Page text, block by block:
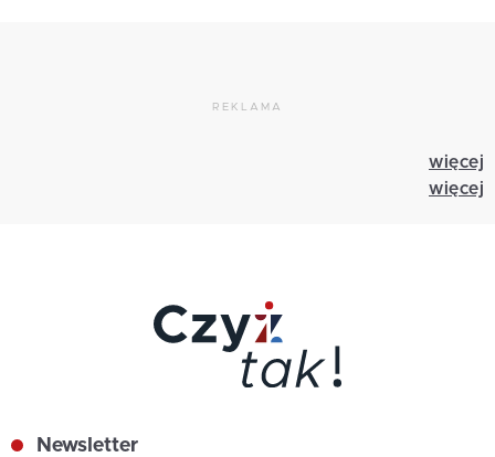
REKLAMA
więcej
więcej
Newsletter